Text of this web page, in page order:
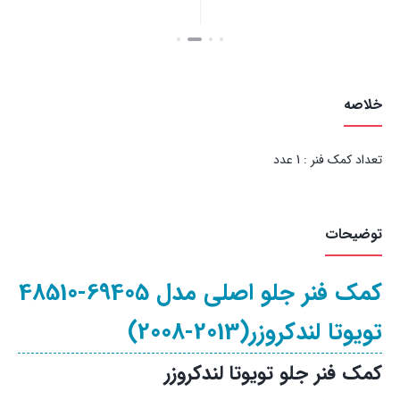
خلاصه
تعداد کمک فنر : 1 عدد
توضیحات
کمک فنر جلو اصلی مدل 69405-48510
تویوتا لندکروزر(2013-2008)
کمک فنر جلو تویوتا لندکروزر